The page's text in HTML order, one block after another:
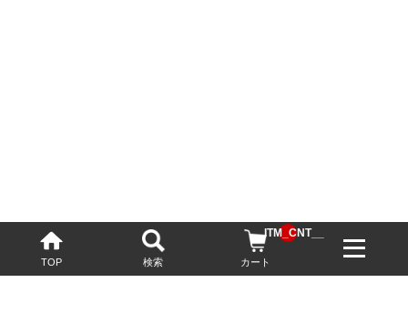
TOP 検索 カート
__ITM_CNT__